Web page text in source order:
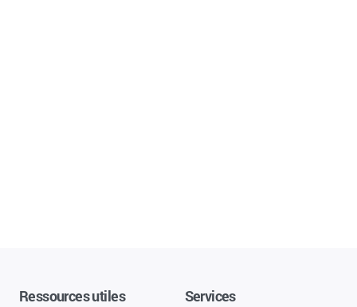
Ressources utiles Services